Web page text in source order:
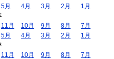
5月 4月 3月 2月
1月
11月 10月 9月 8月
7月
5月 4月 3月 2月
1月
11月 10月 9月 8月
7月